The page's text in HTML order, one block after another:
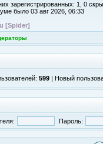
них зарегистрированных: 1, 0
было 03 авг 2026, 06:33
[Spider]
599 | Новый
Пароль: